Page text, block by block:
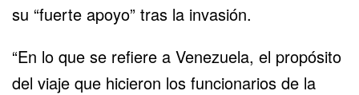
su “fuerte apoyo” tras la invasión.
“En lo que se refiere a Venezuela, el propósito
del viaje que hicieron los funcionarios de la